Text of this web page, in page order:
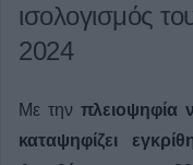
ισολογισμός
2024
Με την πλειοψηφία
καταψηφίζει